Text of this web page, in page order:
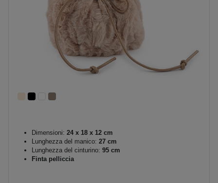
Dimensioni: 24 x 18 x 12 cm
Lunghezza del manico: 27 cm
Lunghezza del cinturino: 95 cm
Finta pelliccia